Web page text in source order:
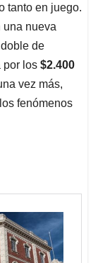
tanto en juego.
una nueva
de
por los $2.400
vez más,
fenómenos